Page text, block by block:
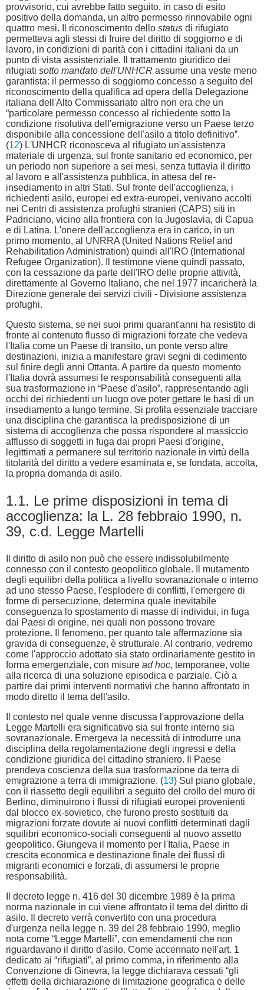
provvisorio, cui avrebbe fatto seguito, in caso di esito
positivo della domanda, un altro permesso rinnovabile ogni
quattro mesi. Il riconoscimento dello status di rifugiato
permetteva agli stessi di fruire del diritto di soggiorno e di
lavoro, in condizioni di parità con i cittadini italiani da un
punto di vista assistenziale. Il trattamento giuridico dei
rifugiati sotto mandato dell'UNHCR assume una veste meno
garantista: il permesso di soggiorno concesso a seguito del
riconoscimento della qualifica ad opera della Delegazione
italiana dell'Alto Commissariato altro non era che un
“particolare permesso concesso al richiedente sotto la
condizione risolutiva dell'emigrazione verso un Paese terzo
disponibile alla concessione dell'asilo a titolo definitivo”.
(12) L'UNHCR riconosceva al rifugiato un'assistenza
materiale di urgenza, sul fronte sanitario ed economico, per
un periodo non superiore a sei mesi, senza tuttavia il diritto
al lavoro e all'assistenza pubblica, in attesa del re-
insediamento in altri Stati. Sul fronte dell'accoglienza, i
richiedenti asilo, europei ed extra-europei, venivano accolti
nei Centri di assistenza profughi stranieri (CAPS) siti in
Padriciano, vicino alla frontiera con la Jugoslavia, di Capua
e di Latina. L'onere dell'accoglienza era in carico, in un
primo momento, al UNRRA (United Nations Relief and
Rehabilitation Administration) quindi all'IRO (International
Refugee Organization). Il testimone viene quindi passato,
con la cessazione da parte dell'IRO delle proprie attività,
direttamente al Governo Italiano, che nel 1977 incaricherà la
Direzione generale dei servizi civili - Divisione assistenza
profughi.
Questo sistema, se nei suoi primi quarant'anni ha resistito di
fronte al contenuto flusso di migrazioni forzate che vedeva
l'Italia come un Paese di transito, un ponte verso altre
destinazioni, inizia a manifestare gravi segni di cedimento
sul finire degli anni Ottanta. A partire da questo momento
l'Italia dovrà assumesi le responsabilità conseguenti alla
sua trasformazione in “Paese d'asilo”, rappresentando agli
occhi dei richiedenti un luogo ove poter gettare le basi di un
insediamento a lungo termine. Si profila essenziale tracciare
una disciplina che garantisca la predisposizione di un
sistema di accoglienza che possa rispondere al massiccio
afflusso di soggetti in fuga dai propri Paesi d'origine,
legittimati a permanere sul territorio nazionale in virtù della
titolarità del diritto a vedere esaminata e, se fondata, accolta,
la propria domanda di asilo.
1.1. Le prime disposizioni in tema di
accoglienza: la L. 28 febbraio 1990, n.
39, c.d. Legge Martelli
Il diritto di asilo non può che essere indissolubilmente
connesso con il contesto geopolitico globale. Il mutamento
degli equilibri della politica a livello sovranazionale o interno
ad uno stesso Paese, l'esplodere di conflitti, l'emergere di
forme di persecuzione, determina quale inevitabile
conseguenza lo spostamento di masse di individui, in fuga
dai Paesi di origine, nei quali non possono trovare
protezione. Il fenomeno, per quanto tale affermazione sia
gravida di conseguenze, è strutturale. Al contrario, vedremo
come l'approccio adottato sia stato ordinariamente gestito in
forma emergenziale, con misure ad hoc, temporanee, volte
alla ricerca di una soluzione episodica e parziale. Ciò a
partire dai primi interventi normativi che hanno affrontato in
modo diretto il tema dell'asilo.
Il contesto nel quale venne discussa l'approvazione della
Legge Martelli era significativo sia sul fronte interno sia
sovranazionale. Emergeva la necessità di introdurre una
disciplina della regolamentazione degli ingressi e della
condizione giuridica del cittadino straniero. Il Paese
prendeva coscienza della sua trasformazione da terra di
emigrazione a terra di immigrazione. (13) Sul piano globale,
con il riassetto degli equilibri a seguito del crollo del muro di
Berlino, diminuirono i flussi di rifugiati europei provenienti
dal blocco ex-sovietico, che furono presto sostituiti da
migrazioni forzate dovute ai nuovi conflitti determinati dagli
squilibri economico-sociali conseguenti al nuovo assetto
geopolitico. Giungeva il momento per l'Italia, Paese in
crescita economica e destinazione finale dei flussi di
migranti economici e forzati, di assumersi le proprie
responsabilità.
Il decreto legge n. 416 del 30 dicembre 1989 è la prima
norma nazionale in cui viene affrontato il tema del diritto di
asilo. Il decreto verrà convertito con una procedura
d'urgenza nella legge n. 39 del 28 febbraio 1990, meglio
nota come “Legge Martelli”, con emendamenti che non
riguardavano il diritto d'asilo. Come accennato nell'art. 1
dedicato ai “rifugiati”, al primo comma, in riferimento alla
Convenzione di Ginevra, la legge dichiarava cessati “gli
effetti della dichiarazione di limitazione geografica e delle